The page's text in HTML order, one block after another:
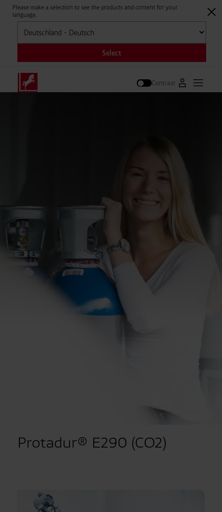
Please make a selection to see the products and content for your
language.
Selecteren
Select
Contrast Naar
Protadur® E290 (CO2)